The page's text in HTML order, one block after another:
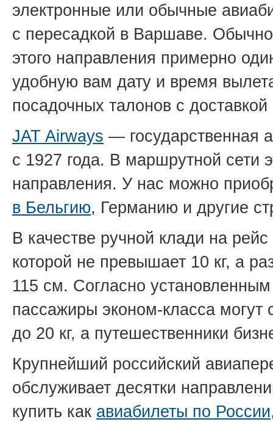
электронные или обычные
с пересадкой в Варшаве.
этого направления примерно
удобную вам дату и время
посадочных талонов с
JAT Airways — государственная
с 1927 года. В маршрутной сети
направления. У нас можно
в Бельгию, Германию и другие
В качестве ручной клади на рейс
которой не превышает 10 кг, а
115 см. Согласно
пассажиры эконом-класса могут
до 20 кг, а путешественники
Крупнейший российский
обслуживает десятки
купить как авиабилеты по России